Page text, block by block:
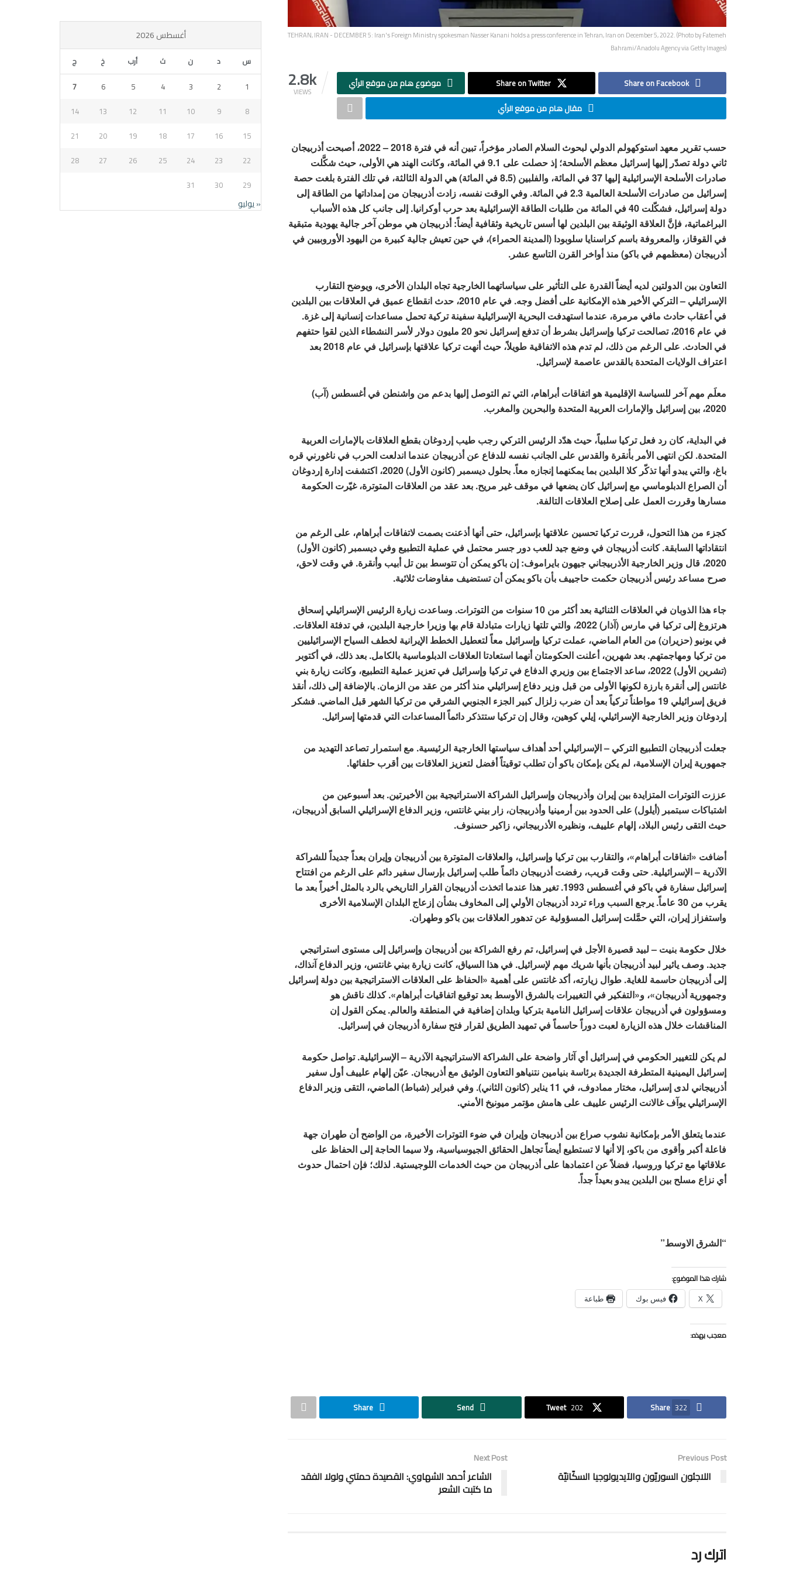
TEHRAN, IRAN - DECEMBER 5: Iran's Foreign Ministry spokesman Nasser Kanani holds a press conference in Tehran, Iran on December 5, 2022. (Photo by Fatemeh
Bahrami/Anadolu Agency via Getty Images)
2.8k
VIEWS
Share on Facebook
Share on Twitter
موضوع هام من موقع الرأي
مقال هام من موقع الرأي
حسب تقرير معهد استوكهولم الدولي لبحوث السلام الصادر مؤخراً، تبين أنه في فترة 2018 – 2022، أصبحت أذربيجان
ثاني دولة تصدّر إليها إسرائيل معظم الأسلحة؛ إذ حصلت على 9.1 في المائة، وكانت الهند هي الأولى، حيث شكَّلت
صادرات الأسلحة الإسرائيلية إليها 37 في المائة، والفلبين (8.5 في المائة) هي الدولة الثالثة، في تلك الفترة بلغت حصة
إسرائيل من صادرات الأسلحة العالمية 2.3 في المائة. وفي الوقت نفسه، زادت أذربيجان من إمداداتها من الطاقة إلى
دولة إسرائيل، فشكّلت 40 في المائة من طلبات الطاقة الإسرائيلية بعد حرب أوكرانيا. إلى جانب كل هذه الأسباب
البراغماتية، فإنَّ العلاقة الوثيقة بين البلدين لها أسس تاريخية وثقافية أيضاً: أذربيجان هي موطن آخر جالية يهودية متبقية
في القوقاز، والمعروفة باسم كراسنايا سلوبودا (المدينة الحمراء)، في حين تعيش جالية كبيرة من اليهود الأوروبيين في
أذربيجان (معظمهم في باكو) منذ أواخر القرن التاسع عشر.
التعاون بين الدولتين لديه أيضاً القدرة على التأثير على سياساتهما الخارجية تجاه البلدان الأخرى، ويوضح التقارب
الإسرائيلي – التركي الأخير هذه الإمكانية على أفضل وجه. في عام 2010، حدث انقطاع عميق في العلاقات بين البلدين
في أعقاب حادث مافي مرمرة، عندما استهدفت البحرية الإسرائيلية سفينة تركية تحمل مساعدات إنسانية إلى غزة.
في عام 2016، تصالحت تركيا وإسرائيل بشرط أن تدفع إسرائيل نحو 20 مليون دولار لأسر النشطاء الذين لقوا حتفهم
في الحادث. على الرغم من ذلك، لم تدم هذه الاتفاقية طويلاً، حيث أنهت تركيا علاقتها بإسرائيل في عام 2018 بعد
اعتراف الولايات المتحدة بالقدس عاصمة لإسرائيل.
معلَم مهم آخر للسياسة الإقليمية هو اتفاقات أبراهام، التي تم التوصل إليها بدعم من واشنطن في أغسطس (آب)
2020، بين إسرائيل والإمارات العربية المتحدة والبحرين والمغرب.
في البداية، كان رد فعل تركيا سلبياً، حيث هدّد الرئيس التركي رجب طيب إردوغان بقطع العلاقات بالإمارات العربية
المتحدة. لكن انتهى الأمر بأنقرة والقدس على الجانب نفسه للدفاع عن أذربيجان عندما اندلعت الحرب في ناغورني قره
باغ، والتي يبدو أنها تذكّر كلا البلدين بما يمكنهما إنجازه معاً. بحلول ديسمبر (كانون الأول) 2020، اكتشفت إدارة إردوغان
أن الصراع الدبلوماسي مع إسرائيل كان يضعها في موقف غير مريح. بعد عقد من العلاقات المتوترة، غيّرت الحكومة
مسارها وقررت العمل على إصلاح العلاقات التالفة.
كجزء من هذا التحول، قررت تركيا تحسين علاقتها بإسرائيل، حتى أنها أذعنت بصمت لاتفاقات أبراهام، على الرغم من
انتقاداتها السابقة. كانت أذربيجان في وضع جيد للعب دور جسر محتمل في عملية التطبيع وفي ديسمبر (كانون الأول)
2020، قال وزير الخارجية الأذربيجاني جيهون بايراموف: إن باكو يمكن أن تتوسط بين تل أبيب وأنقرة. في وقت لاحق،
صرح مساعد رئيس أذربيجان حكمت حاجييف بأن باكو يمكن أن تستضيف مفاوضات ثلاثية.
جاء هذا الذوبان في العلاقات الثنائية بعد أكثر من 10 سنوات من التوترات. وساعدت زيارة الرئيس الإسرائيلي إسحاق
هرتزوغ إلى تركيا في مارس (آذار) 2022، والتي تلتها زيارات متبادلة قام بها وزيرا خارجية البلدين، في تدفئة العلاقات.
في يونيو (حزيران) من العام الماضي، عملت تركيا وإسرائيل معاً لتعطيل الخطط الإيرانية لخطف السياح الإسرائيليين
من تركيا ومهاجمتهم. بعد شهرين، أعلنت الحكومتان أنهما استعادتا العلاقات الدبلوماسية بالكامل. بعد ذلك، في أكتوبر
(تشرين الأول) 2022، ساعد الاجتماع بين وزيري الدفاع في تركيا وإسرائيل في تعزيز عملية التطبيع، وكانت زيارة بني
غانتس إلى أنقرة بارزة لكونها الأولى من قبل وزير دفاع إسرائيلي منذ أكثر من عقد من الزمان. بالإضافة إلى ذلك، أنقذ
فريق إسرائيلي 19 مواطناً تركياً بعد أن ضرب زلزال كبير الجزء الجنوبي الشرقي من تركيا الشهر قبل الماضي. فشكر
إردوغان وزير الخارجية الإسرائيلي، إيلي كوهين، وقال إن تركيا ستتذكر دائماً المساعدات التي قدمتها إسرائيل.
جعلت أذربيجان التطبيع التركي – الإسرائيلي أحد أهداف سياستها الخارجية الرئيسية. مع استمرار تصاعد التهديد من
جمهورية إيران الإسلامية، لم يكن بإمكان باكو أن تطلب توقيتاً أفضل لتعزيز العلاقات بين أقرب حلفائها.
عززت التوترات المتزايدة بين إيران وأذربيجان وإسرائيل الشراكة الاستراتيجية بين الأخيرتين. بعد أسبوعين من
اشتباكات سبتمبر (أيلول) على الحدود بين أرمينيا وأذربيجان، زار بيني غانتس، وزير الدفاع الإسرائيلي السابق أذربيجان،
حيث التقى رئيس البلاد، إلهام علييف، ونظيره الأذربيجاني، زاكير حسنوف.
أضافت «اتفاقات أبراهام»، والتقارب بين تركيا وإسرائيل، والعلاقات المتوترة بين أذربيجان وإيران بعداً جديداً للشراكة
الآذرية – الإسرائيلية. حتى وقت قريب، رفضت أذربيجان دائماً طلب إسرائيل بإرسال سفير دائم على الرغم من افتتاح
إسرائيل سفارة في باكو في أغسطس 1993. تغير هذا عندما اتخذت أذربيجان القرار التاريخي بالرد بالمثل أخيراً بعد ما
يقرب من 30 عاماً. يرجع السبب وراء تردد أذربيجان الأولي إلى المخاوف بشأن إزعاج البلدان الإسلامية الأخرى
واستفزاز إيران، التي حمَّلت إسرائيل المسؤولية عن تدهور العلاقات بين باكو وطهران.
خلال حكومة بنيت – لبيد قصيرة الأجل في إسرائيل، تم رفع الشراكة بين أذربيجان وإسرائيل إلى مستوى استراتيجي
جديد. وصف يائير لبيد أذربيجان بأنها شريك مهم لإسرائيل. في هذا السياق، كانت زيارة بيني غانتس، وزير الدفاع آنذاك،
إلى أذربيجان حاسمة للغاية. طوال زيارته، أكد غانتس على أهمية «الحفاظ على العلاقات الاستراتيجية بين دولة إسرائيل
وجمهورية أذربيجان»، و«التفكير في التغييرات بالشرق الأوسط بعد توقيع اتفاقيات أبراهام». كذلك ناقش هو
ومسؤولون في أذربيجان علاقات إسرائيل النامية بتركيا وبلدان إضافية في المنطقة والعالم. يمكن القول إن
المناقشات خلال هذه الزيارة لعبت دوراً حاسماً في تمهيد الطريق لقرار فتح سفارة أذربيجان في إسرائيل.
لم يكن للتغيير الحكومي في إسرائيل أي آثار واضحة على الشراكة الاستراتيجية الآذرية – الإسرائيلية. تواصل حكومة
إسرائيل اليمينية المتطرفة الجديدة برئاسة بنيامين نتنياهو التعاون الوثيق مع أذربيجان. عيّن إلهام علييف أول سفير
أذربيجاني لدى إسرائيل، مختار ممادوف، في 11 يناير (كانون الثاني). وفي فبراير (شباط) الماضي، التقى وزير الدفاع
الإسرائيلي يوآف غالانت الرئيس علييف على هامش مؤتمر ميونيخ الأمني.
عندما يتعلق الأمر بإمكانية نشوب صراع بين أذربيجان وإيران في ضوء التوترات الأخيرة، من الواضح أن طهران جهة
فاعلة أكبر وأقوى من باكو، إلا أنها لا تستطيع أيضاً تجاهل الحقائق الجيوسياسية، ولا سيما الحاجة إلى الحفاظ على
علاقاتها مع تركيا وروسيا، فضلاً عن اعتمادها على أذربيجان من حيث الخدمات اللوجيستية. لذلك؛ فإن احتمال حدوث
أي نزاع مسلح بين البلدين يبدو بعيداً جداً.
“الشرق الاوسط”
شارك هذا الموضوع:
X فيس بوك طباعة
معجب بهذه:
Share 322
Tweet 202
Send
Share
Previous Post
اللاجئون السوريّون والآيديولوجيا السكّانيّة
Next Post
الشاعر أحمد الشهاوي: القصيدة حمتني ولولا الفقد
ما كتبت الشعر
اترك رد
أغسطس 2026
س د ن ث أرب خ ج
1
2
3
4
5
6
7
8
9
10
11
12
13
14
15
16
17
18
19
20
21
22
23
24
25
26
27
28
29
30
31
« يوليو